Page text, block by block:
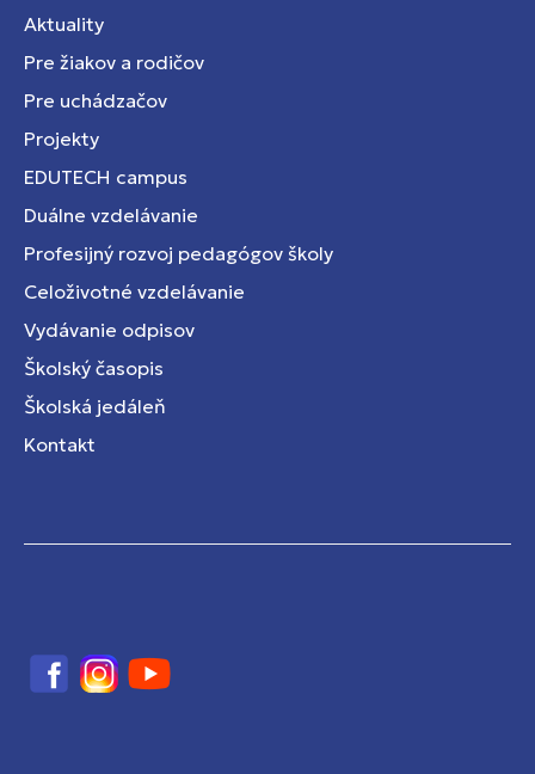
Aktuality
Pre žiakov a rodičov
Pre uchádzačov
Projekty
EDUTECH campus
Duálne vzdelávanie
Profesijný rozvoj pedagógov školy
Celoživotné vzdelávanie
Vydávanie odpisov
Školský časopis
Školská jedáleň
Kontakt
FacebookInstagram
YouTube